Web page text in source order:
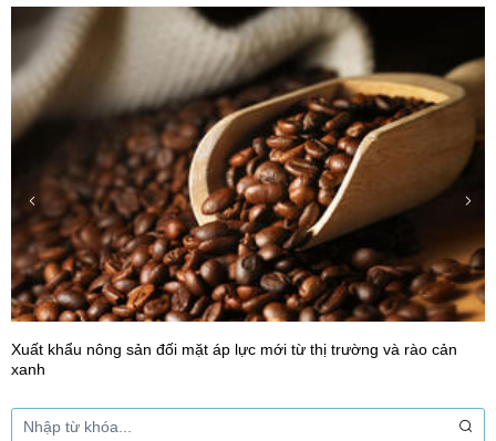
Xuất khẩu nông sản đối mặt áp lực mới từ thị trường và rào cản
xanh